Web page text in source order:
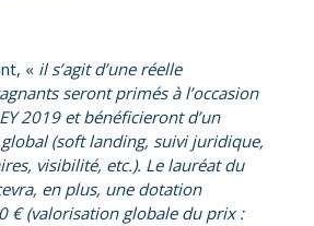
« il s’agit d’une réelle
seront primés à l’occasion
2019 et bénéficieront d’un
(soft landing, suivi juridique,
visibilité, etc.). Le lauréat du
en plus, une dotation
€ (valorisation globale du prix :